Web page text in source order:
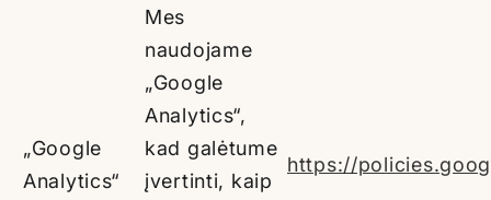
„Google
Analytics“
Mes
naudojame
„Google
Analytics“,
kad galėtume
įvertinti, kaip
https://